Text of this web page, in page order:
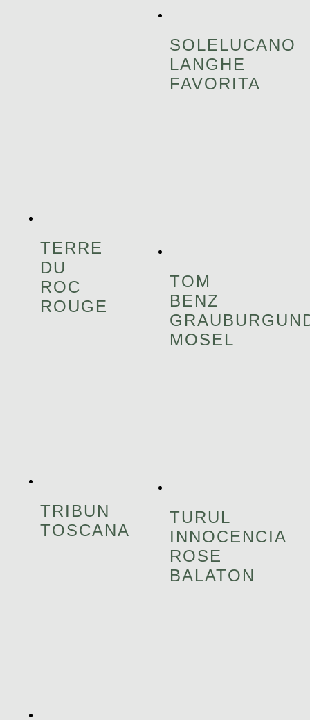
SOLELUCANO
LANGHE
FAVORITA
TERRE
DU
ROC
ROUGE
TOM
BENZ
MOSEL
TRIBUN
TOSCANA
TURUL
INNOCENCIA
ROSE
BALATON